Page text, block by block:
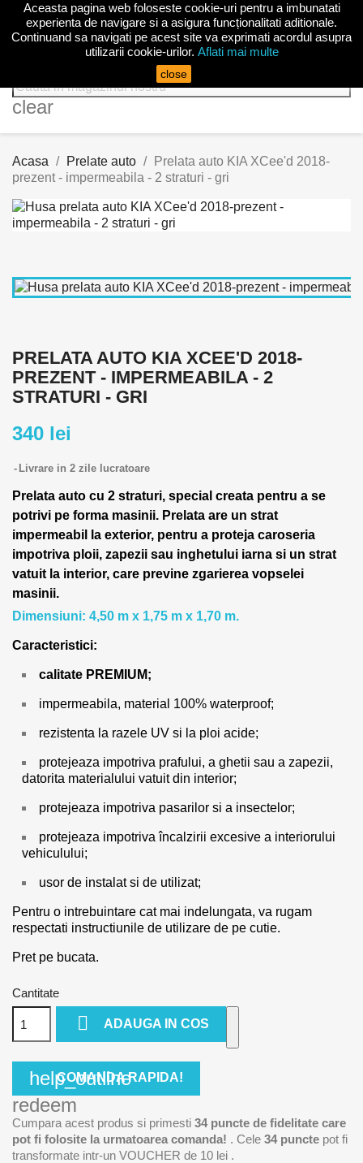
clear
Acasa Prelate auto
Prelata auto KIA XCee'd 2018-
prezent - impermeabila - 2 straturi - gri
PRELATA AUTO KIA XCEE'D 2018-
PREZENT - IMPERMEABILA - 2
STRATURI - GRI
340 lei
Livrare in 2 zile lucratoare
Prelata auto cu 2 straturi, special creata pentru a se
potrivi pe forma masinii. Prelata are un strat
impermeabil la exterior, pentru a proteja caroseria
impotriva ploii, zapezii sau inghetului iarna si un strat
vatuit la interior, care previne zgarierea vopselei
masinii.
Dimensiuni: 4,50 m x 1,75 m x 1,70 m.
Caracteristici:
calitate PREMIUM;
impermeabila, material 100% waterproof;
rezistenta la razele UV si la ploi acide;
protejeaza impotriva prafului, a ghetii sau a zapezii,
datorita materialului vatuit din interior;
protejeaza impotriva pasarilor si a insectelor;
protejeaza impotriva încalzirii excesive a interiorului
vehiculului;
usor de instalat si de utilizat;
Pentru o intrebuintare cat mai indelungata, va rugam
respectati instructiunile de utilizare de pe cutie.
Pret pe bucata.
Cantitate
 ADAUGA IN COS
help_outline
COMANDA RAPIDA!
redeem
Cumpara acest produs si primesti 34puncte de fidelitate care
pot fi folosite la urmatoarea comanda! . Cele 34puncte pot fi
transformate intr-un VOUCHER de 10 lei .
Aceasta pagina web foloseste cookie-uri pentru a imbunatati
experienta de navigare si a asigura funcționalitati aditionale.
Continuand sa navigati pe acest site va exprimati acordul asupra
utilizarii cookie-urilor. Aflati mai multe
close